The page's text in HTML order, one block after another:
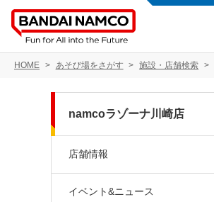
HOME あそび場をさがす 施設・店舗検索
namcoラゾーナ川崎店
店舗情報
イベント&ニュース